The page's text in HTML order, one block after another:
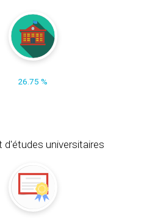
26.75 %
d'études universitaires